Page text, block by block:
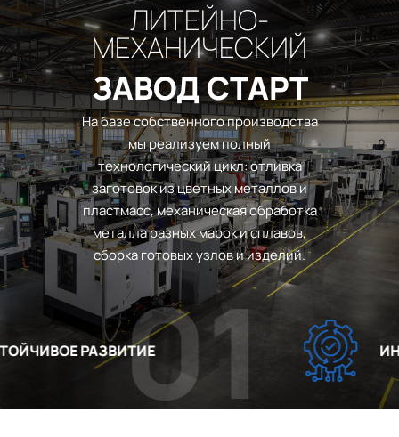
На базе собственного производства
мы реализуем полный
технологический цикл: отливка
заготовок из цветных металлов и
пластмасс, механическая обработка
металла разных марок и сплавов,
сборка готовых узлов и изделий.
ЛИТЕЙНО-
МЕХАНИЧЕСКИЙ
ЗАВОД СТАРТ
РАЗВИТИЕ01